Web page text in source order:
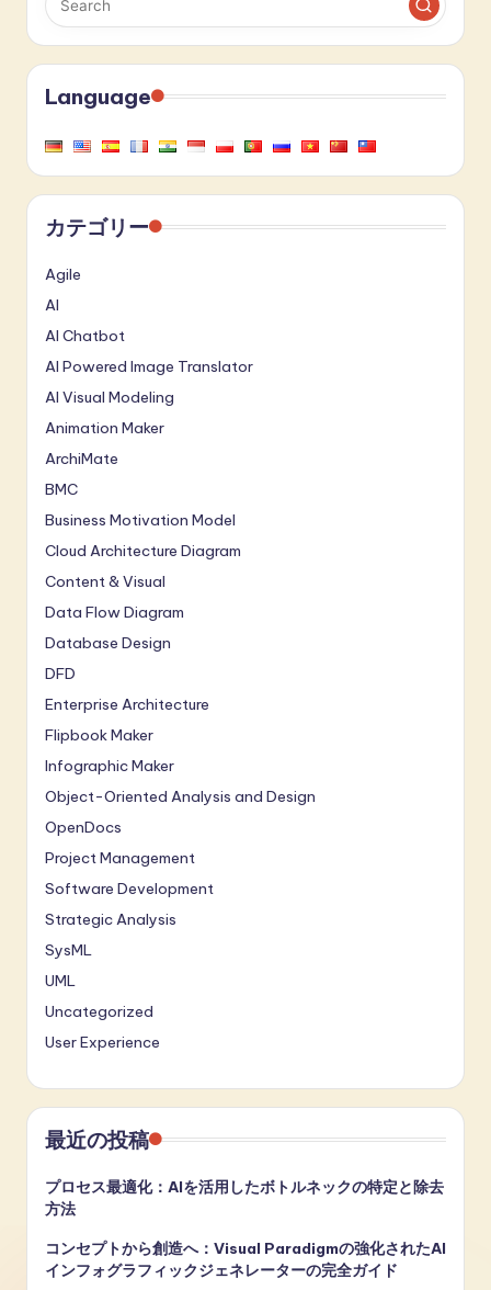
Language
カテゴリー
Agile
AI
AI Chatbot
AI Powered Image Translator
AI Visual Modeling
Animation Maker
ArchiMate
BMC
Business Motivation Model
Cloud Architecture Diagram
Content & Visual
Data Flow Diagram
Database Design
DFD
Enterprise Architecture
Flipbook Maker
Infographic Maker
Object-Oriented Analysis and Design
OpenDocs
Project Management
Software Development
Strategic Analysis
SysML
UML
Uncategorized
User Experience
最近の投稿
プロセス最適化：AIを活用したボトルネックの特定と除去
方法
コンセプトから創造へ：Visual Paradigmの強化されたAI
インフォグラフィックジェネレーターの完全ガイド